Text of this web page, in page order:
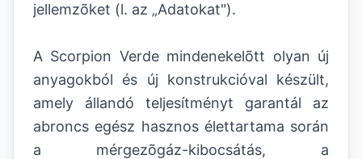
jellemzõket (l. az „Adatokat").
A Scorpion Verde mindenekelõtt olyan új
anyagokból és új konstrukcióval készült,
amely állandó teljesítményt garantál az
abroncs egész hasznos élettartama során
a mérgezõgáz-kibocsátás, a